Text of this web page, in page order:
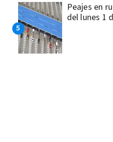
Peajes en
del lunes 1